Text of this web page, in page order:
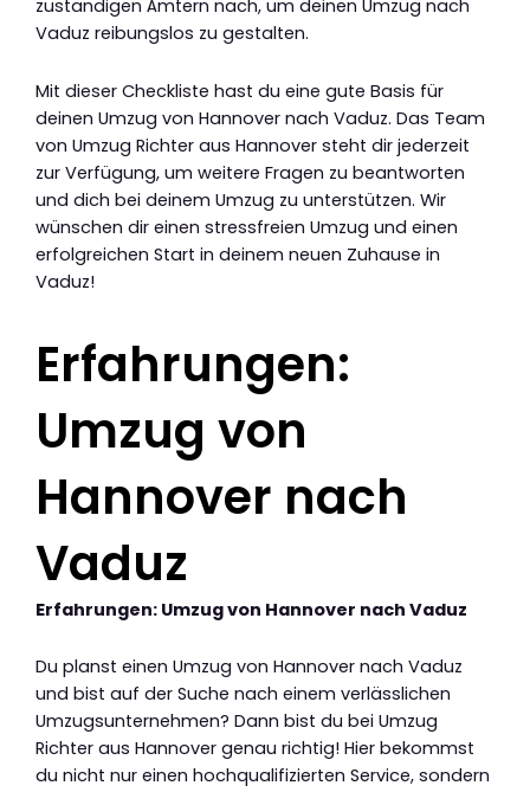
zuständigen Ämtern nach, um deinen Umzug nach
Vaduz reibungslos zu gestalten.
Mit dieser Checkliste hast du eine gute Basis für
deinen Umzug von Hannover nach Vaduz. Das Team
von Umzug Richter aus Hannover steht dir jederzeit
zur Verfügung, um weitere Fragen zu beantworten
und dich bei deinem Umzug zu unterstützen. Wir
wünschen dir einen stressfreien Umzug und einen
erfolgreichen Start in deinem neuen Zuhause in
Vaduz!
Erfahrungen:
Umzug von
Hannover nach
Vaduz
Erfahrungen: Umzug von Hannover nach Vaduz
Du planst einen Umzug von Hannover nach Vaduz
und bist auf der Suche nach einem verlässlichen
Umzugsunternehmen? Dann bist du bei Umzug
Richter aus Hannover genau richtig! Hier bekommst
du nicht nur einen hochqualifizierten Service, sondern